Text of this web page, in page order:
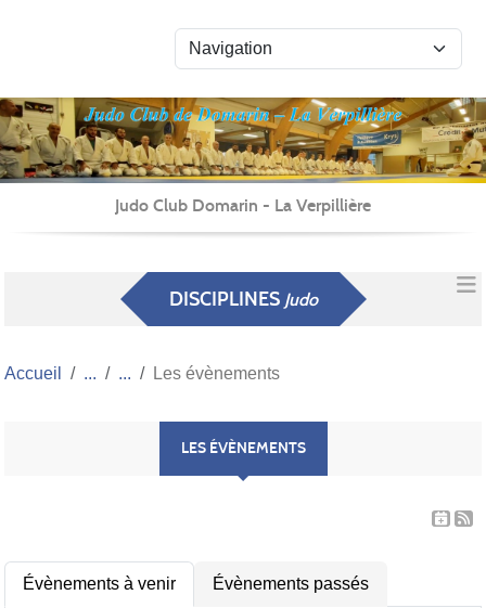
Judo Club Domarin - La Verpillière
DISCIPLINES Judo
Accueil Les évènements
LES ÉVÈNEMENTS
Évènements à venir Évènements passés